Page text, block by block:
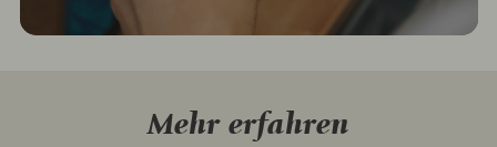
Mehr erfahren